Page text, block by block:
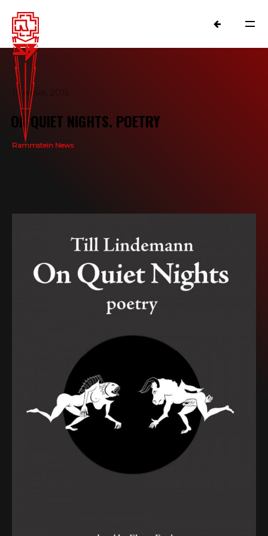
NEWS
RAMMSTEIN
SEIDBEREIT
19 июня, 2015
ON QUIET NIGHTS. POETRY
Rammstein News